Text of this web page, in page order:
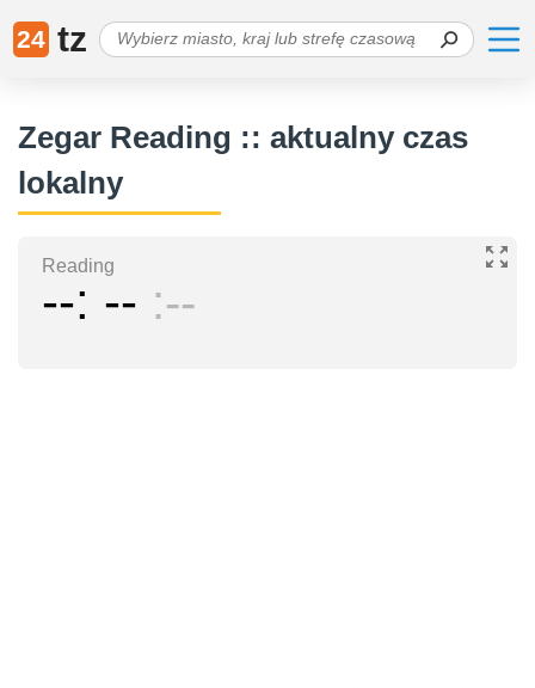
24 tz
Zegar Reading :: aktualny czas
lokalny
Reading
-- -- --